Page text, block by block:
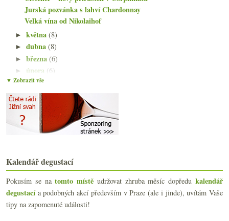
Jurská pozvánka s lahví Chardonnay
Velká vína od Nikolaihof
►května(8)
►dubna(8)
►března(6)
► února (6)
►ledna
►2024(106)
►2023(160)
► 2022 (225)
(239)
►2019(238)
►2018(240)
►2017 (240)
►2016(250)
► 2015(251)
▼ Zobrazit vše
Kalendář degustací
Pokusím se natomto místě udržovat zhruba měsíc dopředukalendář
degustacía podobných akcí především v Praze (ale i jinde), uvítám Vaše
tipy na zapomenuté události!